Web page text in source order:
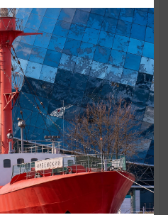
Куршской
13:00